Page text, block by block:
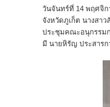
วันจันทร์ที่ 14 พฤศจิ
จังหวัดภูเก็ต นางสา
ประชุมคณะอนุกรรม
มี นายหิรัญ ประสารก